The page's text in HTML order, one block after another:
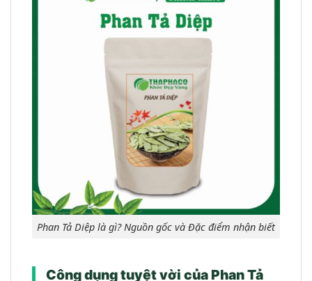
Phan Tả Diệp là gì? Nguồn gốc và Đặc điểm nhận biết
Công dụng tuyệt vời của Phan Tả